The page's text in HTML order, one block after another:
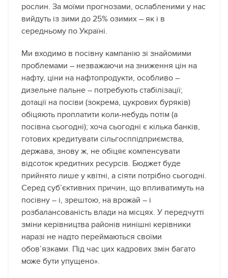
рослин. За моїми прогнозами, ослабленими у нас
вийдуть із зими до 25% озимих – як і в
середньому по Україні.
Ми входимо в посівну кампанію зі знайомими
проблемами – незважаючи на зниження цін на
нафту, ціни на нафтопродукти, особливо –
дизельне пальне – потребують стабілізації;
дотації на посіви (зокрема, цукрових буряків)
обіцяють проплатити коли-небудь потім (а
посівна сьогодні); хоча сьогодні є кілька банків,
готових кредитувати сільгосппідприємства,
держава, знову ж, не обіцяє компенсувати
відсоток кредитних ресурсів. Бюджет буде
прийнято лише у квітні, а сіяти потрібно сьогодні.
Серед суб’єктивних причин, що впливатимуть на
посівну – і, зрештою, на врожай – і
розбалансованість влади на місцях. У передчутті
зміни керівництва районів нинішні керівники
наразі не надто переймаються своїми
обов’язками. Під час цих кадрових змін багато
може бути упущено».